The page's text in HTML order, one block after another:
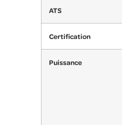
ATS
Certification
Puissance